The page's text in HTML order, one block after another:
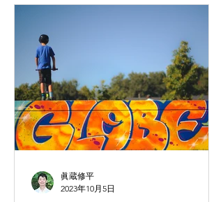
眞蔵修平
2023年10月5日